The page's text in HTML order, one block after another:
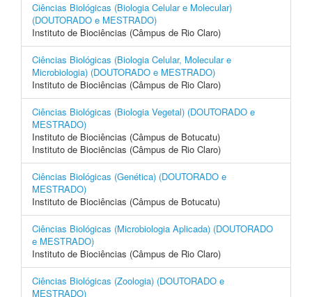
Ciências Biológicas (Biologia Celular e Molecular)
(DOUTORADO e MESTRADO)
Instituto de Biociências (Câmpus de Rio Claro)
Ciências Biológicas (Biologia Celular, Molecular e
Microbiologia) (DOUTORADO e MESTRADO)
Instituto de Biociências (Câmpus de Rio Claro)
Ciências Biológicas (Biologia Vegetal) (DOUTORADO e
MESTRADO)
Instituto de Biociências (Câmpus de Botucatu)
Instituto de Biociências (Câmpus de Rio Claro)
Ciências Biológicas (Genética) (DOUTORADO e
MESTRADO)
Instituto de Biociências (Câmpus de Botucatu)
Ciências Biológicas (Microbiologia Aplicada) (DOUTORADO
e MESTRADO)
Instituto de Biociências (Câmpus de Rio Claro)
Ciências Biológicas (Zoologia) (DOUTORADO e
MESTRADO)